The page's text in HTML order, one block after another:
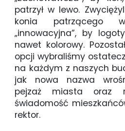
patrzył w lewo.
konia patrzącego
„innowacyjna”, by
nawet kolorowy.
opcji wybraliśmy
na każdym z naszych
jak nowa nazwa
pejzaż miasta
świadomość
rektor.